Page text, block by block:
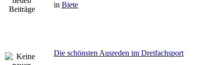
in Biete
Die schönsten Ausreden im Dreifachsport